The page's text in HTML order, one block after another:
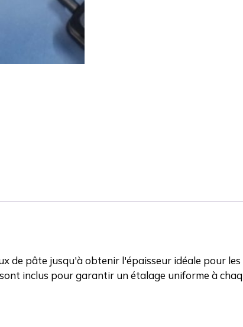
de pâte jusqu'à obtenir l'épaisseur idéale pour
inclus pour garantir un étalage uniforme à